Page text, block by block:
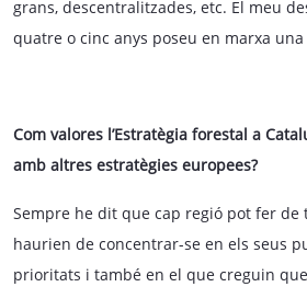
grans, descentralitzades, etc. El meu
quatre o cinc anys poseu en marxa
Com valores l’Estratègia forestal a
amb altres estratègies europees?
Sempre he dit que cap regió pot fer de
haurien de concentrar-se en els seus
prioritats i també en el que creguin